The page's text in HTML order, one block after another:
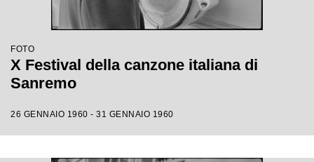
FOTO
X Festival della canzone italiana di
Sanremo
26 GENNAIO 1960 - 31 GENNAIO 1960